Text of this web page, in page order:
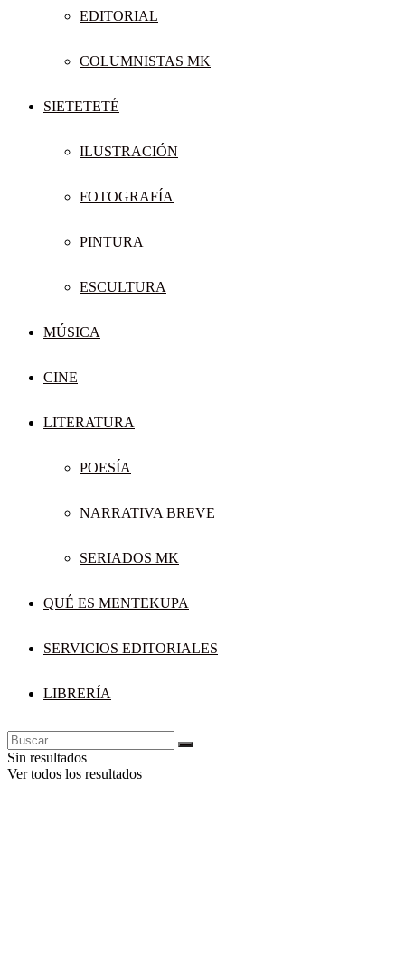
EDITORIAL
COLUMNISTAS MK
SIETETETÉ
ILUSTRACIÓN
FOTOGRAFÍA
PINTURA
ESCULTURA
MÚSICA
CINE
LITERATURA
POESÍA
NARRATIVA BREVE
SERIADOS MK
QUÉ ES MENTEKUPA
SERVICIOS EDITORIALES
LIBRERÍA
Sin resultados
Ver todos los resultados